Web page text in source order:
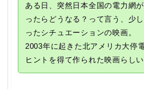
ある日、突然日本全国の電力網
ったらどうなる？って言う、少
ったシチュエーションの映画。
2003年に起きた北アメリカ大停
ヒントを得て作られた映画らしい